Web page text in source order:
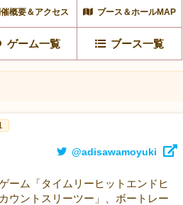
催概要＆アクセス ブース＆ホールMAP
ゲーム一覧 ブース一覧
@adisawamoyuki
ーム「タイムリーヒットエンドヒ
ウントスリーツー」、ボートレー